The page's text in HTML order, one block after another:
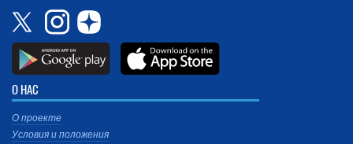
О НАС
О проекте
Условия и положения